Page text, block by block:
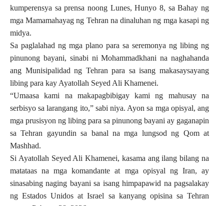
kumperensya sa prensa noong Lunes, Hunyo 8, sa Bahay ng
mga Mamamahayag ng Tehran na dinaluhan ng mga kasapi ng
midya.
Sa paglalahad ng mga plano para sa seremonya ng libing ng
pinunong bayani, sinabi ni Mohammadkhani na naghahanda
ang Munisipalidad ng Tehran para sa isang makasaysayang
libing para kay Ayatollah Seyed Ali Khamenei.
“Umaasa kami na makapagbibigay kami ng mahusay na
serbisyo sa larangang ito,” sabi niya. Ayon sa mga opisyal, ang
mga prusisyon ng libing para sa pinunong bayani ay gaganapin
sa Tehran gayundin sa banal na mga lungsod ng Qom at
Mashhad.
Si Ayatollah Seyed Ali Khamenei, kasama ang ilang bilang na
matataas na mga komandante at mga opisyal ng Iran, ay
sinasabing naging bayani sa isang himpapawid na pagsalakay
ng Estados Unidos at Israel sa kanyang opisina sa Tehran